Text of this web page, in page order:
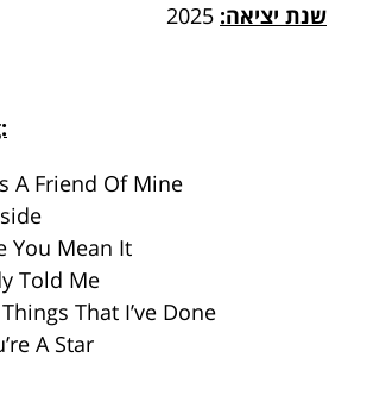
שנת יציאה:
A Friend Of Mine
You Mean It
Told Me
That I’ve Done
A Star